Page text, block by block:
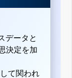
データと
決定を加
て関われ